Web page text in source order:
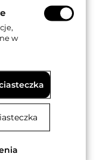
wykonanych ze
co
wraz z
w